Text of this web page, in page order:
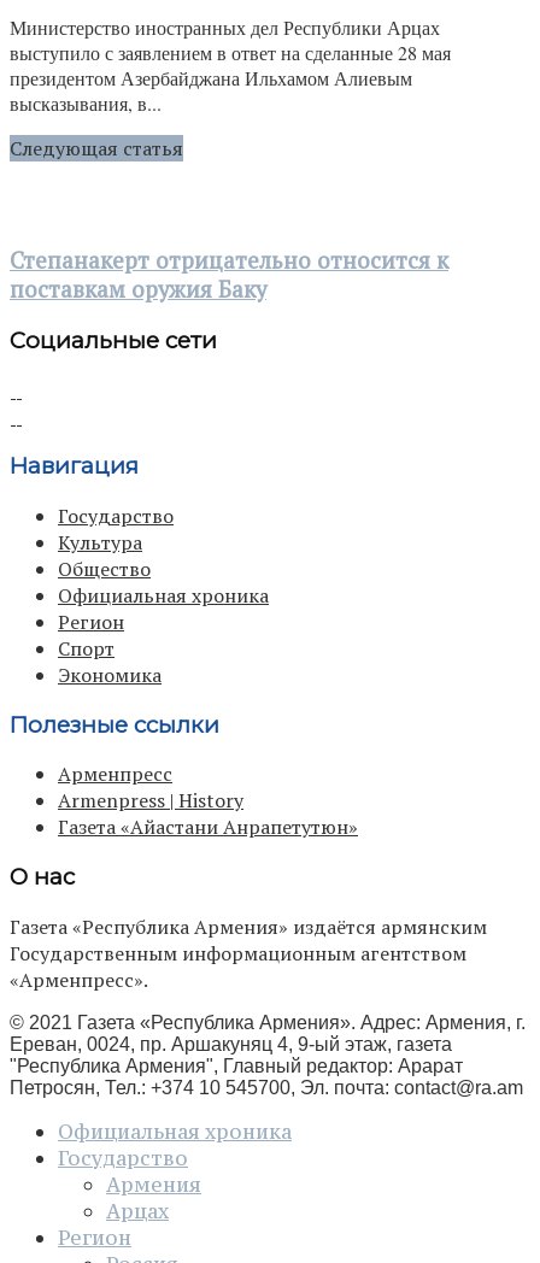
Министерство иностранных дел Республики Арцах
выступило с заявлением в ответ на сделанные 28 мая
президентом Азербайджана Ильхамом Алиевым
высказывания, в...
Следующая статья
Степанакерт отрицательно относится к
поставкам оружия Баку
Социальные сети
Навигация
Государство
Культура
Общество
Официальная хроника
Регион
Спорт
Экономика
Полезные ссылки
Арменпресс
Armenpress | History
Газета «Айастани Анрапетутюн»
О нас
Газета «Республика Армения» издаётся армянским
Государственным информационным агентством
«Арменпресс».
© 2021 Газета «Республика Армения». Адрес: Армения, г.
Ереван, 0024, пр. Аршакуняц 4, 9-ый этаж, газета
"Республика Армения", Главный редактор: Арарат
Петросян, Тел.: +374 10 545700, Эл. почта: contact@ra.am
Официальная хроника
Государство
Армения
Арцах
Регион